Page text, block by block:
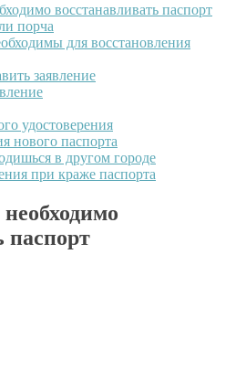
восстанавливать паспорт
порча
для восстановления
заявление
удостоверения
нового паспорта
в другом городе
при краже паспорта
паспорт